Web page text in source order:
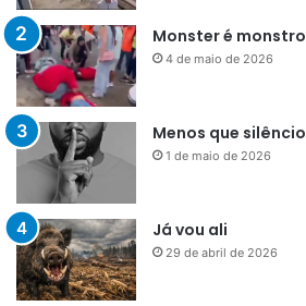
Monster é monstro
4 de maio de 2026
Menos que silêncio
1 de maio de 2026
Já vou ali
29 de abril de 2026